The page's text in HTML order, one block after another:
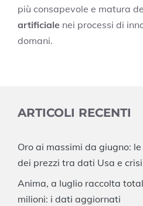
più consapevole e matura
artificiale nei processi di
domani.
ARTICOLI RECENTI
Oro ai massimi da giugno:
dei prezzi tra dati Usa e
Anima, a luglio raccolta
milioni: i dati aggiornati